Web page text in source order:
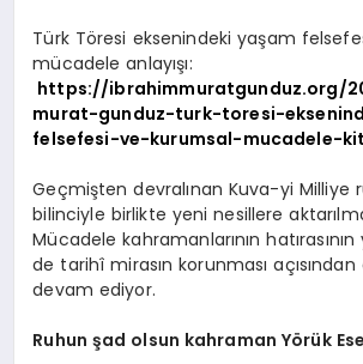
Türk Töresi eksenindeki yaşam
mücadele anlayışı:
https://ibrahimmuratgunduz.org/
murat-gunduz-turk-toresi-
felsefesi-ve-kurumsal-mucadele-
Geçmişten devralınan Kuva-yi Milliye
bilinciyle birlikte yeni nesillere
Mücadele kahramanlarının
de tarihî mirasın korunması
devam ediyor.
Ruhun şad olsun kahraman Yörük